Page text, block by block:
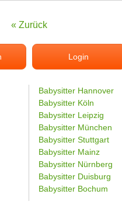
« Zurück
Login
Babysitter Hannover
Babysitter Köln
Babysitter Leipzig
Babysitter München
Babysitter Stuttgart
Babysitter Mainz
Babysitter Nürnberg
Babysitter Duisburg
Babysitter Bochum